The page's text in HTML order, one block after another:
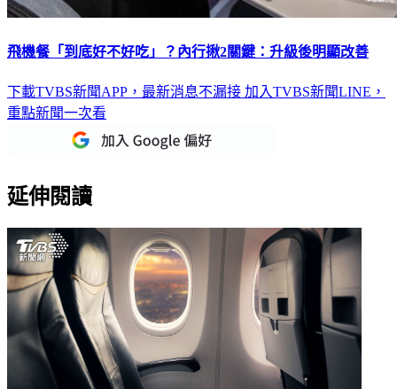
飛機餐「到底好不好吃」？內行揪2關鍵：升級後明顯改善
下載TVBS新聞APP，最新消息不漏接 加入TVBS新聞LINE，
重點新聞一次看
延伸閱讀